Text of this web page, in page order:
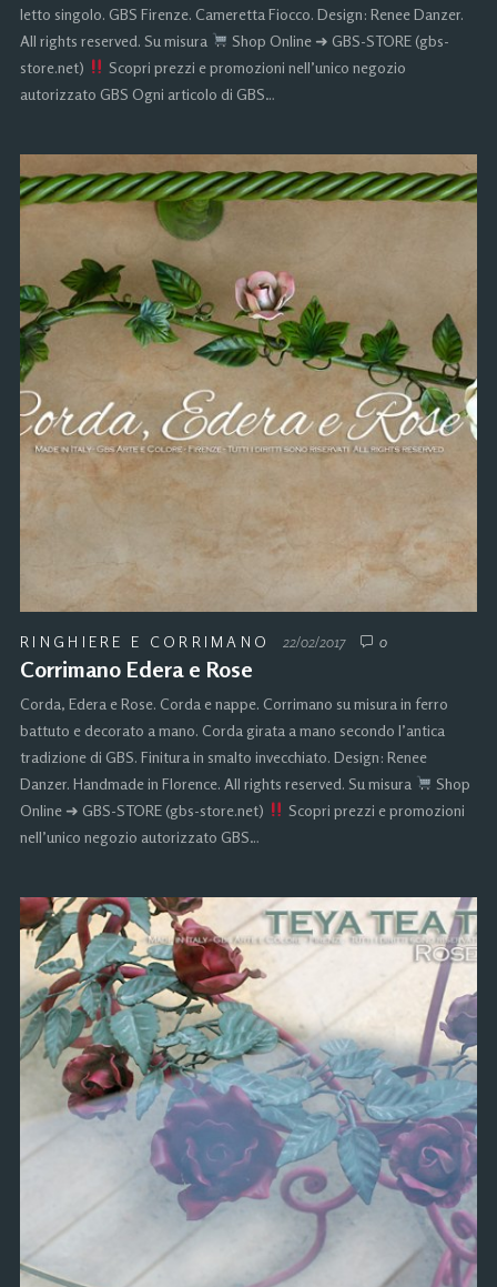
letto singolo. GBS Firenze. Cameretta Fiocco. Design: Renee Danzer.
All rights reserved. Su misura
Shop Online ➜ GBS-STORE (gbs-
store.net)
Scopri prezzi e promozioni nell’unico negozio
autorizzato GBS Ogni articolo di GBS…
RINGHIERE E CORRIMANO 22/02/2017 0
Corrimano Edera e Rose
Corda, Edera e Rose. Corda e nappe. Corrimano su misura in ferro
battuto e decorato a mano. Corda girata a mano secondo l’antica
tradizione di GBS. Finitura in smalto invecchiato. Design: Renee
Danzer. Handmade in Florence. All rights reserved. Su misura
Shop
Online ➜ GBS-STORE (gbs-store.net)
Scopri prezzi e promozioni
nell’unico negozio autorizzato GBS…